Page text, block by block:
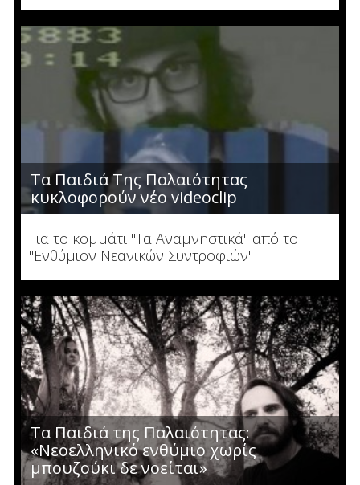
Τα Παιδιά Της Παλαιότητας
κυκλοφορούν νέο videoclip
Για το κομμάτι "Τα Αναμνηστικά" από το
"Ενθύμιον Νεανικών Συντροφιών"
Τα Παιδιά της Παλαιότητας:
«Νεοελληνικό ενθύμιο χωρίς
μπουζούκι δε νοείται»